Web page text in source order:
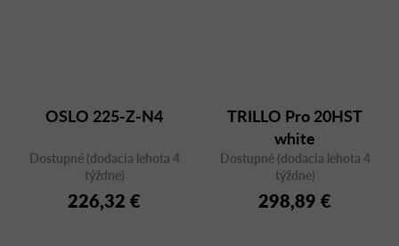
OSLO 225-Z-N4
Dostupné (dodacia lehota 4
týždne)
226,32 €
TRILLO Pro 20HST
white
Dostupné (dodacia lehota 4
týždne)
298,89 €